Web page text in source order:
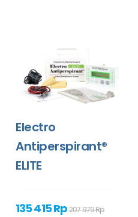
Electro
Antiperspirant®
ELITE
135 415 Rp207 979 Rp